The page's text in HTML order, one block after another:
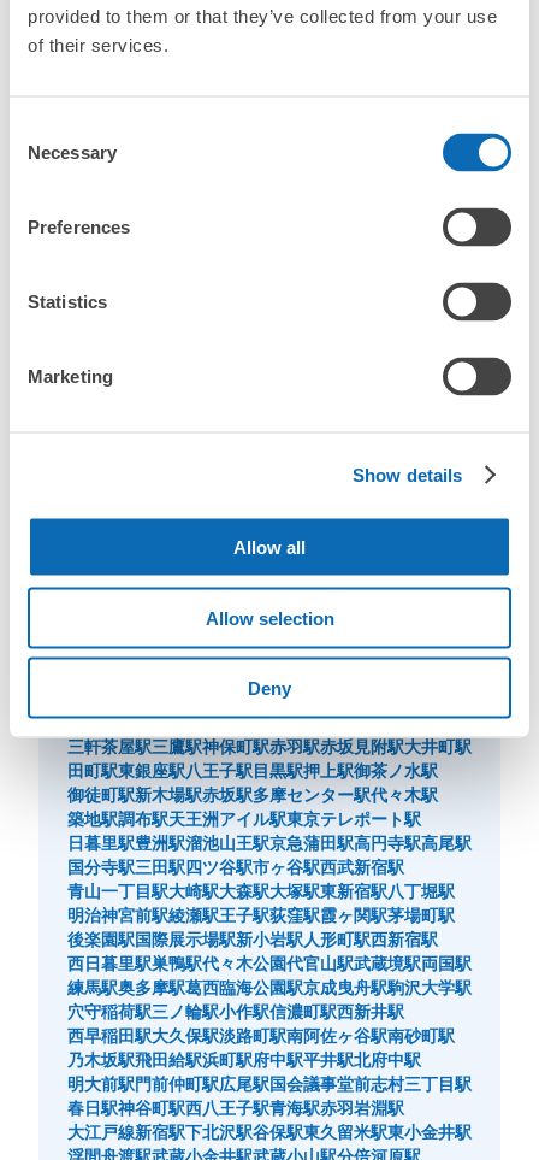
provided to them or that they’ve collected from your use
of their services.
Selection
Necessary
Preferences
Statistics
Marketing
Show details
Allow all
Allow selection
Deny
新潟県富山県石川県 福井県山梨県 長野県岐阜県静岡県愛知県
鳥取県島根県
徳島県香川県
福岡県佐賀県 沖縄県
東京駅渋谷駅新宿駅池袋駅品川駅原宿駅上野駅
銀座駅恵比寿駅虎ノ門駅
浅草橋駅北千住駅六本木駅永田町駅錦糸町駅大手町駅
新宿三丁目駅神田駅
日比谷駅日本橋駅飯田橋駅蒲田駅九段下駅五反田駅
三軒茶屋駅三鷹駅神保町駅赤羽駅赤坂見附駅大井町駅
田町駅東銀座駅八王子駅目黒駅押上駅御茶ノ水駅
御徒町駅新木場駅赤坂駅多摩センター駅代々木駅
築地駅調布駅天王洲アイル駅東京テレポート駅
日暮里駅豊洲駅溜池山王駅京急蒲田駅高円寺駅高尾駅
国分寺駅三田駅四ツ谷駅市ヶ谷駅西武新宿駅
青山一丁目駅大崎駅大森駅大塚駅東新宿駅八丁堀駅
明治神宮前駅綾瀬駅王子駅荻窪駅霞ヶ関駅茅場町駅
後楽園駅国際展示場駅新小岩駅 人形町駅西新宿駅
西日暮里駅巣鴨駅代々木公園代官山駅武蔵境駅両国駅
練馬駅奥多摩駅葛西臨海公園駅京成曳舟駅駒沢大学駅
穴守稲荷駅三ノ輪駅小作駅信濃町駅西新井駅
西早稲田駅大久保駅淡路町駅南阿佐ヶ谷駅南砂町駅
乃木坂駅飛田給駅浜町駅府中駅平井駅北府中駅
明大前駅門前仲町駅広尾駅国会議事堂前志村三丁目駅
春日駅神谷町駅西八王子駅青海駅赤羽岩淵駅
大江戸線新宿駅下北沢駅谷保駅東久留米駅東小金井駅